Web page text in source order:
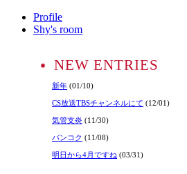
Profile
Shy's room
NEW ENTRIES
新年 (01/10)
CS放送TBSチャンネルにて (12/01)
気管支炎 (11/30)
バンコク (11/08)
明日から4月ですね (03/31)